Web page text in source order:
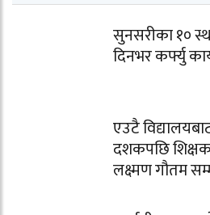
सुनसरीका १०
दिनभर कर्फ्यु
एउटै
दशकपछि
लक्ष्मण गौतम